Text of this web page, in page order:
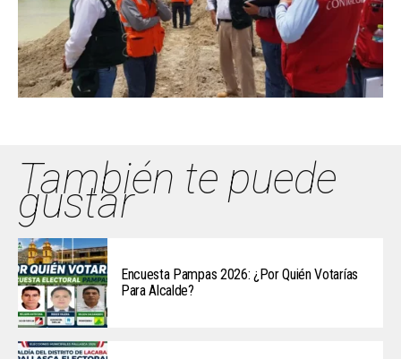
También te puede
gustar
Encuesta Pampas 2026: ¿Por Quién Votarías
Para Alcalde?